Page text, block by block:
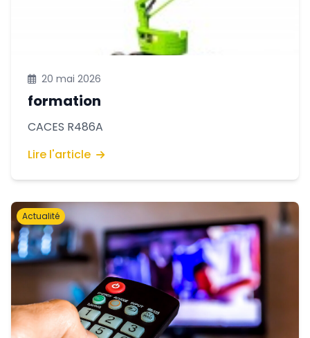
20 mai 2026
formation
CACES R486A
Lire l'article
Actualité